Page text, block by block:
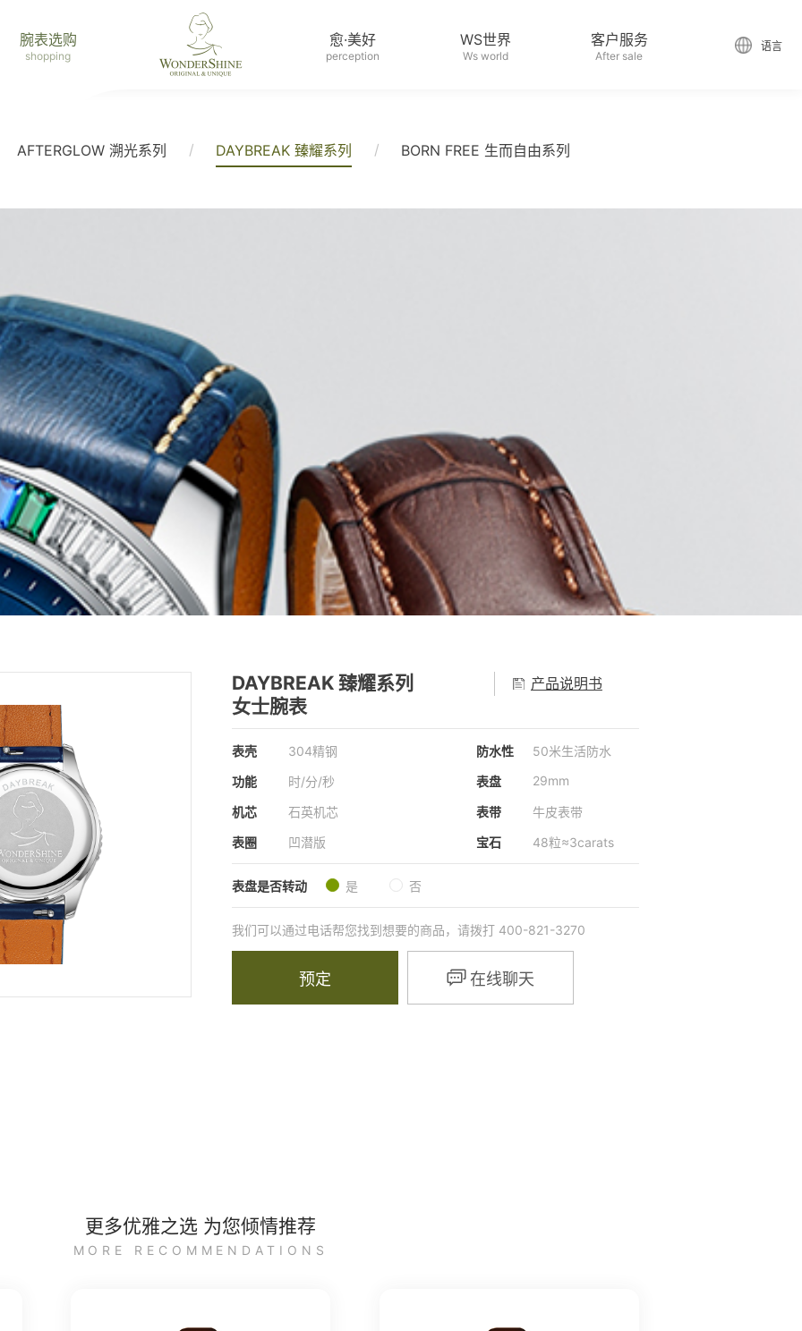
腕表选购
shopping
愈·美好
perception
WS世界
Ws world
客户服务
After sale
语言
AFTERGLOW 溯光系列 / DAYBREAK 臻耀系列 / BORN FREE 生而自由系列
产品说明书
DAYBREAK 臻耀系列
女士腕表
表壳 304精钢 防水性
50米生活防水
功能
时/分/秒 表盘 29mm
机芯 石英机芯 表带
牛皮表带
表圈
凹潜版 宝石 48粒≈3carats
表盘是否转动 是 否
我们可以通过电话帮您找到想要的商品，请拨打 400-821-3270
预定  在线聊天
更多优雅之选 为您倾情推荐
MORE RECOMMENDATIONS